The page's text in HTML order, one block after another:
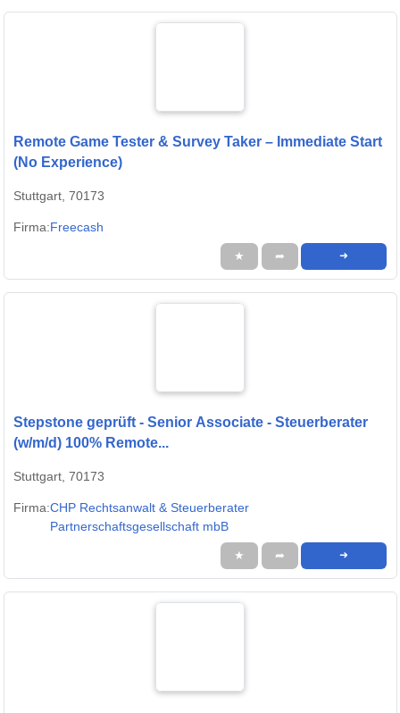
Remote Game Tester & Survey Taker – Immediate Start
(No Experience)
Stuttgart, 70173
Firma:Freecash
★ ➦ ➜
Stepstone geprüft - Senior Associate - Steuerberater
(w/m/d) 100% Remote...
Stuttgart, 70173
Firma:CHP Rechtsanwalt & Steuerberater
Partnerschaftsgesellschaft mbB
★ ➦ ➜